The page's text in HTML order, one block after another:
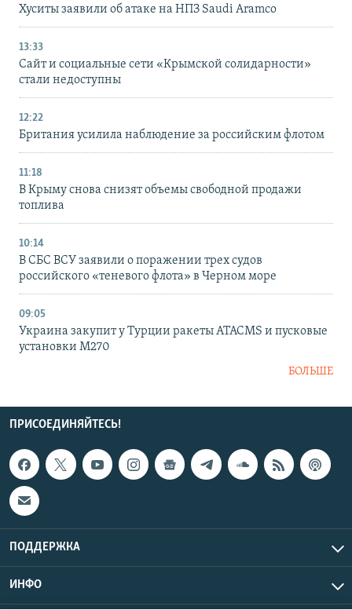
Хуситы заявили об атаке на НПЗ Saudi Aramco
13:33
Сайт и социальные сети «Крымской солидарности»
стали недоступны
12:22
Британия усилила наблюдение за российским флотом
11:18
В Крыму снова снизят объемы свободной продажи
топлива
10:14
В СБС ВСУ заявили о поражении трех судов
российского «теневого флота» в Черном море
09:05
Украина закупит у Турции ракеты ATACMS и пусковые
установки M270
БОЛЬШЕ
ПРИСОЕДИНЯЙТЕСЬ!
ПОДДЕРЖКА
ИНФО